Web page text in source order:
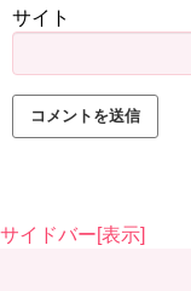
サイト
サイドバー[表示]